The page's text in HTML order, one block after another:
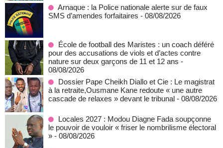
Arnaque : la Police nationale alerte sur de faux
SMS d’amendes forfaitaires - 08/08/2026
École de football des Maristes : un coach déféré
pour des accusations de viols et d’actes contre
nature sur deux garçons de 11 et 12 ans -
08/08/2026
Dossier Pape Cheikh Diallo et Cie : Le magistrat
à la retraite,Ousmane Kane redoute « une autre
cascade de relaxes » devant le tribunal - 08/08/2026
Locales 2027 : Modou Diagne Fada soupçonne
le pouvoir de vouloir « friser le nombrilisme électoral
» - 08/08/2026